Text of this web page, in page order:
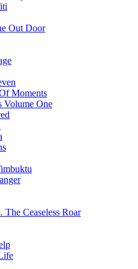
Out Door
Moments
Volume One
Ceaseless Roar